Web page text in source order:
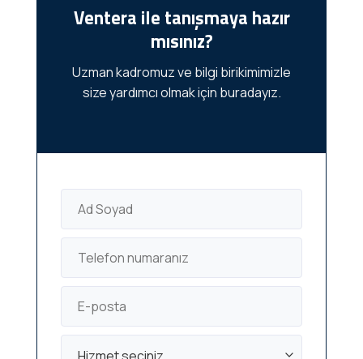
Ventera ile tanışmaya hazır
mısınız?
Uzman kadromuz ve bilgi birikimimizle
size yardımcı olmak için buradayız.